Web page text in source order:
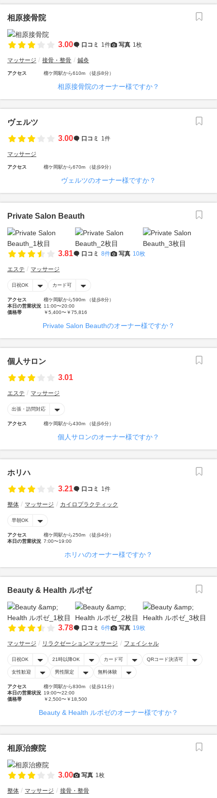
相原接骨院
3.00 口コミ 1件 写真 1枚
マッサージ 接骨・整骨 鍼灸
アクセス 榴ケ岡駅から610m （徒歩8分）
相原接骨院のオーナー様ですか？
ヴェルツ
3.00
口コミ 1件
マッサージ
アクセス 榴ケ岡駅から670m （徒歩9分）
ヴェルツのオーナー様ですか？
Private Salon Beauth
3.81 口コミ 8件 写真 10枚
エステ マッサージ
日祝OK カード可
アクセス
榴ケ岡駅から590m （徒歩8分）
本日の営業状況 11:00〜20:00
価格帯
￥5,400〜￥75,816
Private Salon Beauthのオーナー様ですか？
個人サロン
3.01
エステ マッサージ
出張・訪問対応
アクセス 榴ケ岡駅から430m （徒歩6分）
個人サロンのオーナー様ですか？
ホリハ
3.21
口コミ 1件
整体 マッサージ カイロプラクティック
早朝OK
アクセス
榴ケ岡駅から250m （徒歩4分）
本日の営業状況 7:00〜19:00
ホリハのオーナー様ですか？
Beauty & Health ルポゼ
3.78 口コミ 6件 写真 19枚
マッサージ リラクゼーションマッサージ フェイシャル
日祝OK 21時以降OK カード可 QRコード決済可
女性歓迎 男性限定 無料体験
アクセス
榴ケ岡駅から830m （徒歩11分）
本日の営業状況 19:00〜22:00
価格帯
￥2,500〜￥18,500
Beauty & Health ルポゼのオーナー様ですか？
相原治療院
3.00 写真 1枚
整体 マッサージ 接骨・整骨